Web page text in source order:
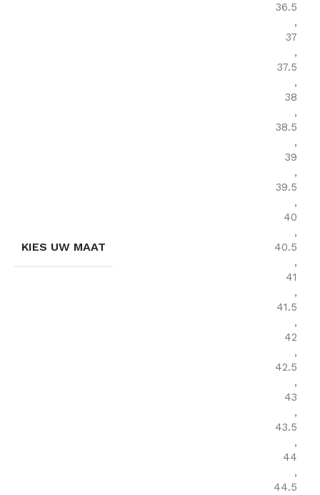
KIES UW MAAT
36.5
,
37
,
37.5
,
38
,
38.5
,
39
,
39.5
,
40
,
40.5
,
41
,
41.5
,
42
,
42.5
,
43
,
43.5
,
44
,
44.5